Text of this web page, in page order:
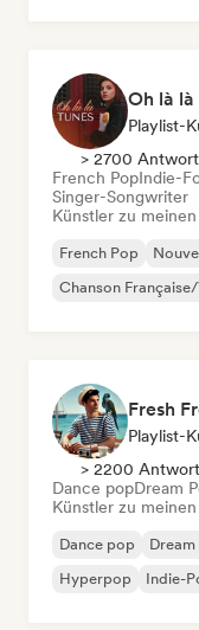
Playlist-
> 2700
French PopIndie-
Singer-Songwriter
Künstler zu
French Pop
Chanson
Fresh
Playlist-
> 2200
Dance popDream
Künstler zu
Dance pop Dream
Hyperpop
Indie-